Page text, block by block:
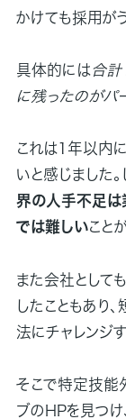
かけても採用が
具体的には合計
に残ったのがパ
これは1年以内
いと感じました
界の人手不足は
では難しいこと
また会社として
したこともあり
法にチャレンジ
そこで特定技能
ブのHPを見つ